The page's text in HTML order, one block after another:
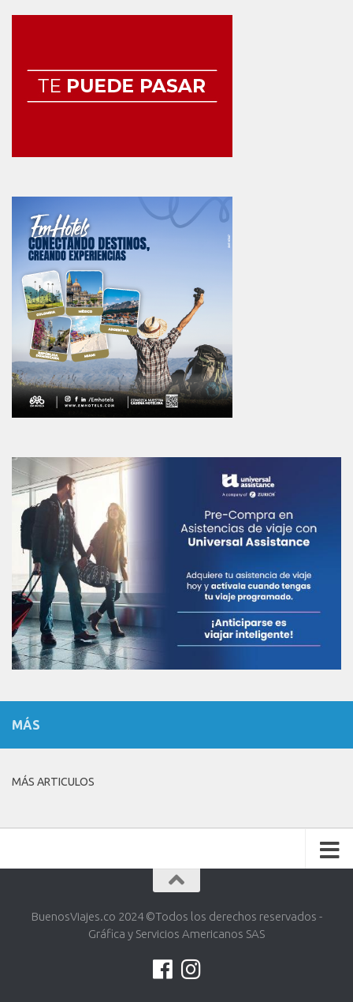
MÁS
MÁS ARTICULOS
BuenosViajes.co 2024 ©️Todos los derechos reservados -
Gráfica y Servicios Americanos SAS